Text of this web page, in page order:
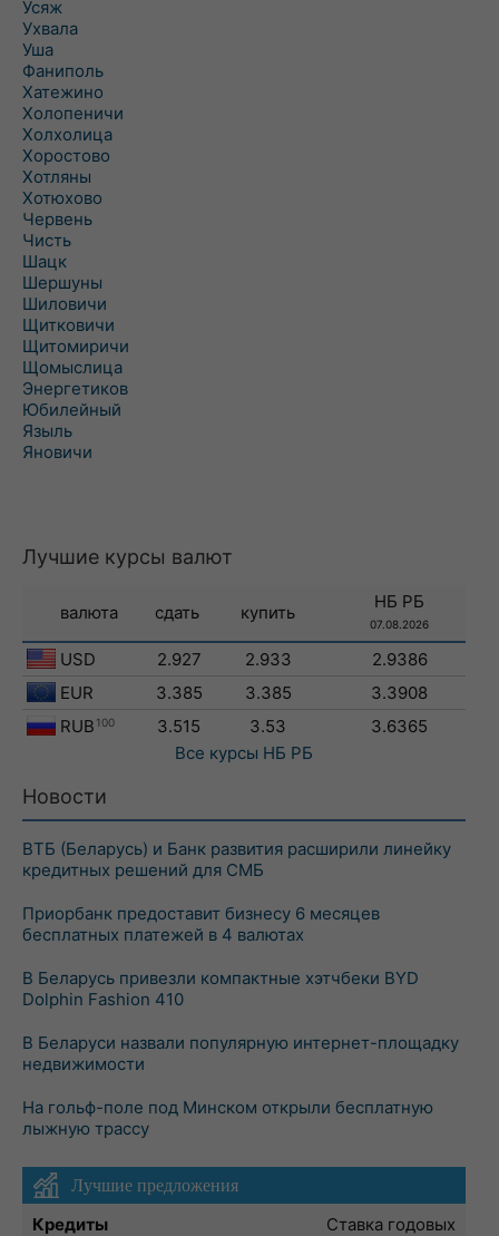
Усяж
Ухвала
Уша
Фаниполь
Хатежино
Холопеничи
Холхолица
Хоростово
Хотляны
Хотюхово
Червень
Чисть
Шацк
Шершуны
Шиловичи
Щитковичи
Щитомиричи
Щомыслица
Энергетиков
Юбилейный
Языль
Яновичи
Лучшие курсы валют
валюта сдать купить
НБ РБ
07.08.2026
USD 2.927 2.933
2.9386
EUR
3.385 3.385
3.3908
RUB 100 3.515 3.53
3.6365
Все курсы НБ РБ
Новости
ВТБ (Беларусь) и Банк развития расширили линейку
кредитных решений для СМБ
Приорбанк предоставит бизнесу 6 месяцев
бесплатных платежей в 4 валютах
В Беларусь привезли компактные хэтчбеки BYD
Dolphin Fashion 410
В Беларуси назвали популярную интернет-площадку
недвижимости
На гольф-поле под Минском открыли бесплатную
лыжную трассу
Лучшие предложения
Кредиты
Ставка годовых